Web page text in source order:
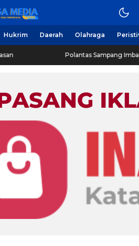
Hukrim Daerah Olahraga
Polantas Sampang Imbau Latihan